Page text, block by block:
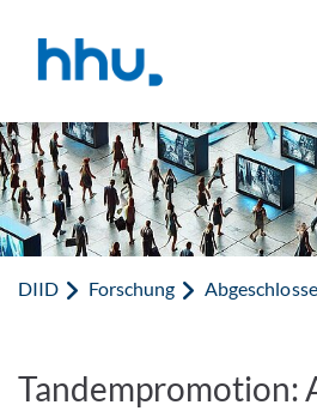
DIID Forschung
Tandempromotion: